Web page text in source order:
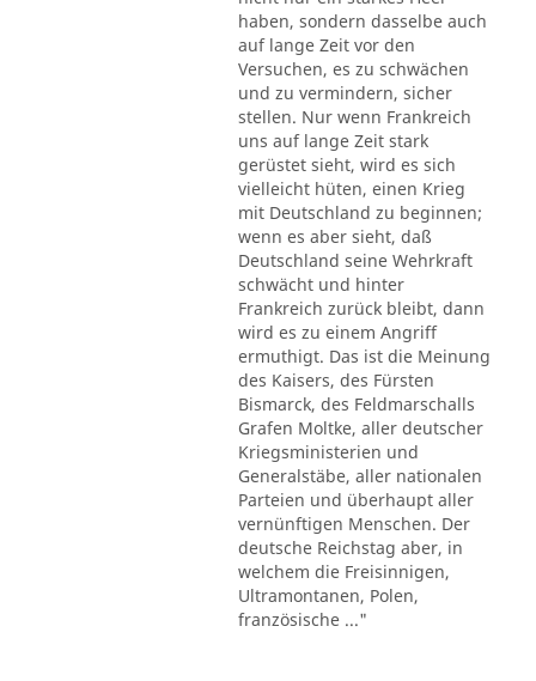
haben, sondern dasselbe auch
auf lange Zeit vor den
Versuchen, es zu schwächen
und zu vermindern, sicher
stellen. Nur wenn Frankreich
uns auf lange Zeit stark
gerüstet sieht, wird es sich
vielleicht hüten, einen Krieg
mit Deutschland zu beginnen;
wenn es aber sieht, daß
Deutschland seine Wehrkraft
schwächt und hinter
Frankreich zurück bleibt, dann
wird es zu einem Angriff
ermuthigt. Das ist die Meinung
des Kaisers, des Fürsten
Bismarck, des Feldmarschalls
Grafen Moltke, aller deutscher
Kriegsministerien und
Generalstäbe, aller nationalen
Parteien und überhaupt aller
vernünftigen Menschen. Der
deutsche Reichstag aber, in
welchem die Freisinnigen,
Ultramontanen, Polen,
französische ..."